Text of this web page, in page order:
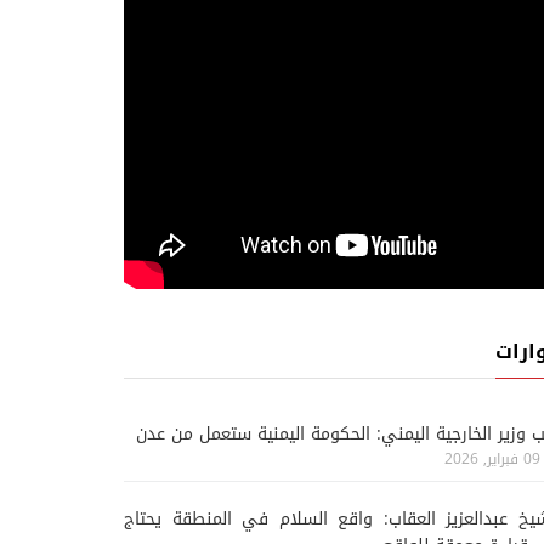
وزير الخارجية اليمني: الحكومة اليمنية ستعمل من عدن
09 فبراير, 2026
عبدالعزيز العقاب: واقع السلام في المنطقة يحتاج